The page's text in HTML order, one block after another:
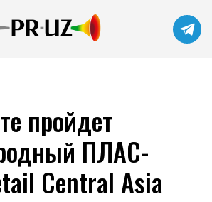
пройдет
ПЛАС-
Central Asia